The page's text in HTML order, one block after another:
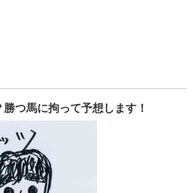
つ馬に拘って予想します！